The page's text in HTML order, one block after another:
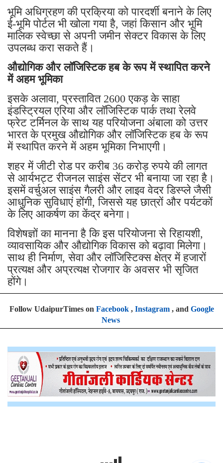
भूमि अधिग्रहण की प्रक्रिया को पारदर्शी बनाने के लिए
ई-भूमि पोर्टल भी खोला गया है, जहां किसान और भूमि
मालिक स्वेच्छा से अपनी जमीन सेक्टर विकास के लिए
उपलब्ध करा सकते हैं।
औद्योगिक और लॉजिस्टिक हब के रूप में स्थापित करने
में अहम भूमिका
इसके अलावा, प्रस्तावित 2600 एकड़ के साहा
इंडस्ट्रियल एरिया और लॉजिस्टिक पार्क तथा रेलवे
फ्रेट टर्मिनल के साथ यह परियोजना अंबाला को उत्तर
भारत के प्रमुख औद्योगिक और लॉजिस्टिक हब के रूप
में स्थापित करने में अहम भूमिका निभाएगी।
शहर में जीटी रोड पर करीब 36 करोड़ रुपये की लागत
से आर्यभट्ट रीजनल साइंस सेंटर भी बनाया जा रहा है।
इसमें वर्चुअल साइंस गैलरी और लाइव वेदर डिस्प्ले जैसी
आधुनिक सुविधाएं होंगी, जिससे यह छात्रों और पर्यटकों
के लिए आकर्षण का केंद्र बनेगा।
विशेषज्ञों का मानना है कि इस परियोजना से रिहायशी,
व्यावसायिक और औद्योगिक विकास को बढ़ावा मिलेगा।
साथ ही निर्माण, सेवा और लॉजिस्टिक्स क्षेत्र में हजारों
प्रत्यक्ष और अप्रत्यक्ष रोजगार के अवसर भी सृजित
होंगे।
Follow UdaipurTimes on Facebook, Instagram, and Google
News